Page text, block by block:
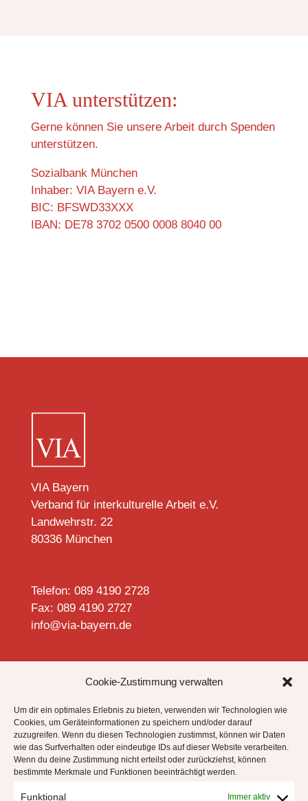
Cookie-Zustimmung verwalten
Um dir ein optimales Erlebnis zu bieten, verwenden wir Technologien wie
Cookies, um Geräteinformationen zu speichern und/oder darauf
zuzugreifen. Wenn du diesen Technologien zustimmst, können wir Daten
wie das Surfverhalten oder eindeutige IDs auf dieser Website verarbeiten.
Wenn du deine Zustimmung nicht erteilst oder zurückziehst, können
bestimmte Merkmale und Funktionen beeinträchtigt werden.
Funktional Immer aktiv
VIA unterstützen:
Gerne können Sie unsere Arbeit durch Spenden
unterstützen.
Sozialbank München
Inhaber: VIA Bayern e.V.
BIC: BFSWD33XXX
IBAN: DE78 3702 0500 0008 8040 00
VIA Bayern
Verband für interkulturelle Arbeit e.V.
Landwehrstr. 22
80336 München
Telefon: 089 4190 2728
Fax: 089 4190 2727
info@via-bayern.de
Datenschutzhinweise
Impressum
Cookie-Richtlinie (EU)